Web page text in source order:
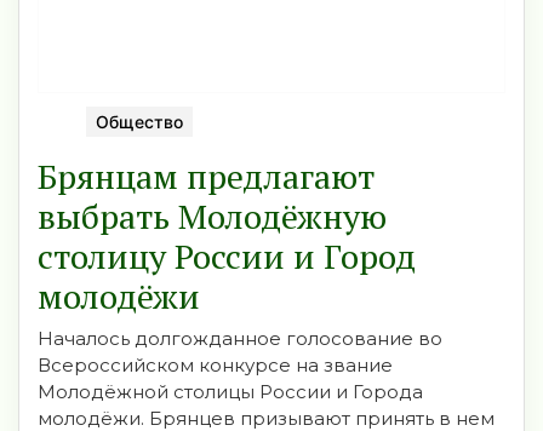
Общество
Брянцам предлагают
выбрать Молодёжную
столицу России и Город
молодёжи
Началось долгожданное голосование во
Всероссийском конкурсе на звание
Молодёжной столицы России и Города
молодёжи. ⁣Брянцев призывают принять в нем